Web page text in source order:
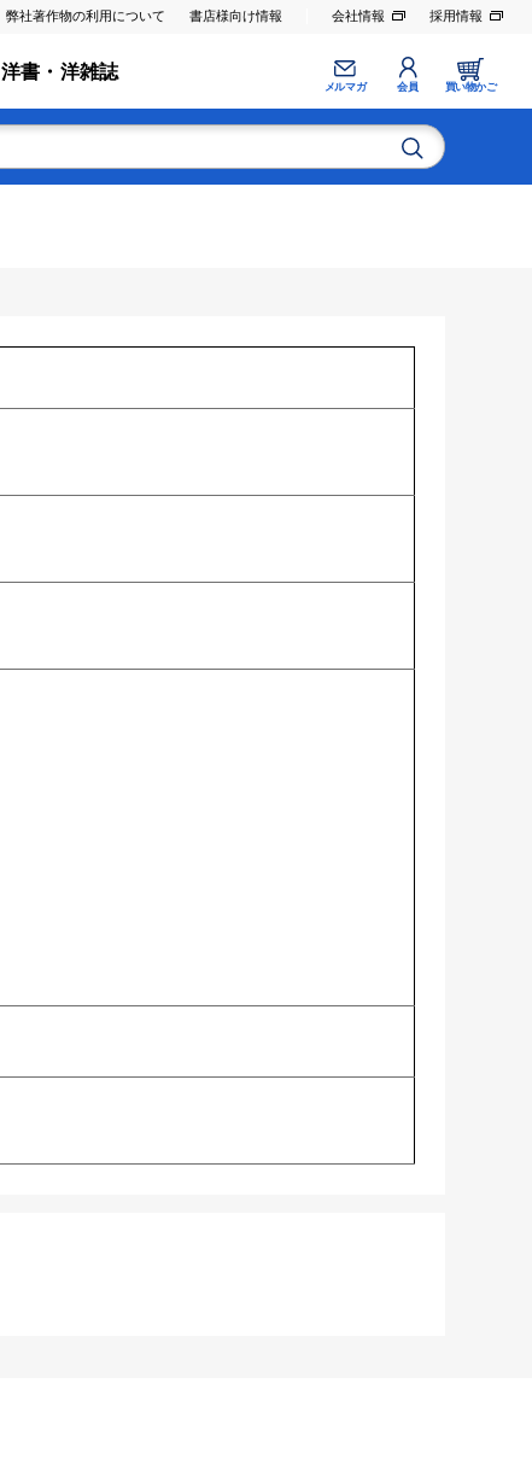
弊社著作物の利用について 書店様向け情報 会社情報 採用情報
洋書・洋雑誌
メルマガ 会員 買い物かご